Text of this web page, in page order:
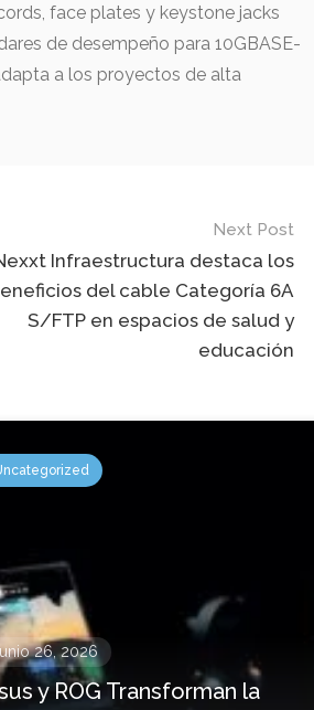
face plates y keystone jacks
de desempeño para 10GBASE-
a los proyectos de alta
Next Post
Infraestructura destaca los
del cable Categoría 6A
S/FTP en espacios de salud y
educación
26, 2026
y ROG Transforman la